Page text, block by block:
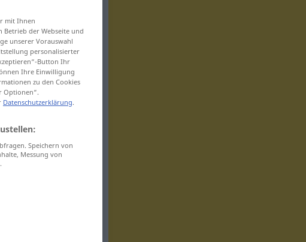
mit Ihnen
der Webseite und
unserer Vorauswahl
personalisierter
Button Ihr
Ihre Einwilligung
zu den Cookies
Optionen“.
Datenschutzerklärung.
Speichern von
Messung von